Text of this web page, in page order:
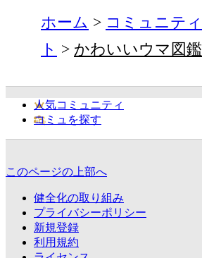
ホーム コミュニティ
ト
かわいいウマ図鑑
人気コミュニティ
コミュを探す
このページの上部へ
健全化の取り組み
プライバシーポリシー
新規登録
利用規約